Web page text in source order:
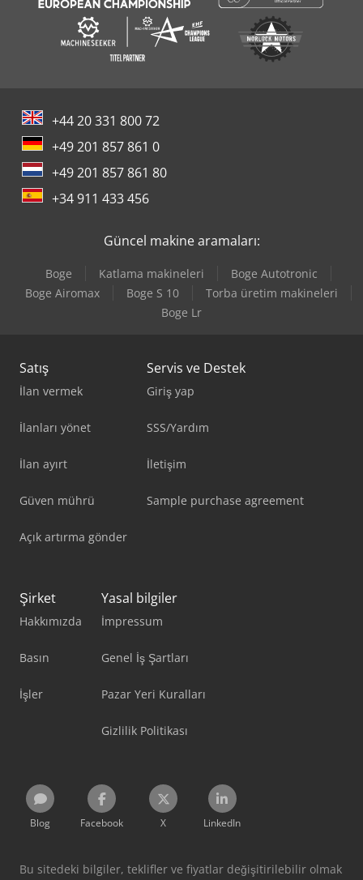
+44 20 331 800 72
+49 201 857 861 0
+49 201 857 861 80
+34 911 433 456
Güncel makine aramaları:
Boge Katlama makineleri
Boge Autotronic
Boge Airomax
Boge S 10
Torba üretim makineleri
Boge Lr
Satış
İlan vermek
İlanları yönet
İlan ayırt
Güven mührü
Açık artırma gönder
Servis ve Destek
Giriş yap
SSS/Yardım
İletişim
Sample purchase agreement
Şirket
Hakkımızda
Basın
İşler
Yasal bilgiler
İmpressum
Genel İş Şartları
Pazar Yeri Kuralları
Gizlilik Politikası
Blog Facebook X LinkedIn
Bu sitedeki bilgiler, teklifler ve fiyatlar değişitirilebilir olmak